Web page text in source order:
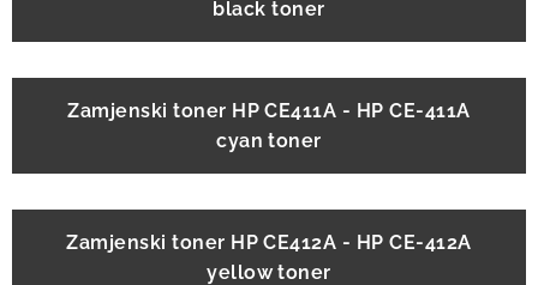
black toner
Zamjenski toner HP CE411A - HP CE-411A
cyan toner
Zamjenski toner HP CE412A - HP CE-412A
yellow toner